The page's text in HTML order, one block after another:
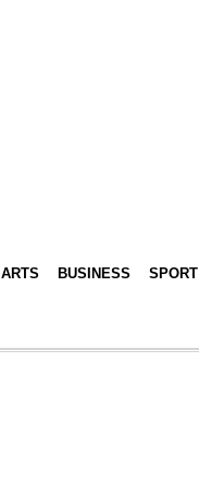
ARTS BUSINESS SPORT